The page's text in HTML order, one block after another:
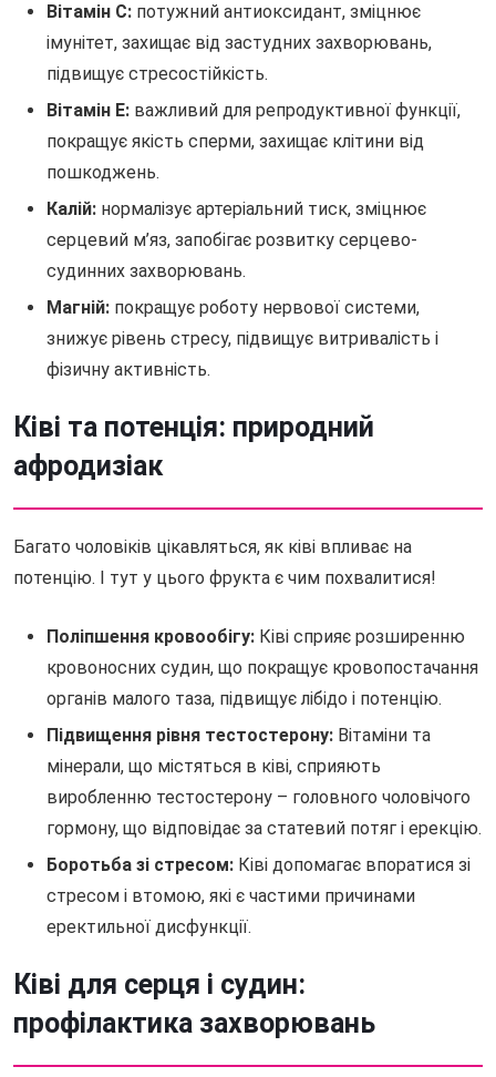
Вітамін С: потужний антиоксидант, зміцнює
імунітет, захищає від застудних захворювань,
підвищує стресостійкість.
Вітамін Е: важливий для репродуктивної функції,
покращує якість сперми, захищає клітини від
пошкоджень.
Калій: нормалізує артеріальний тиск, зміцнює
серцевий м’яз, запобігає розвитку серцево-
судинних захворювань.
Магній: покращує роботу нервової системи,
знижує рівень стресу, підвищує витривалість і
фізичну активність.
Ківі та потенція: природний
афродизіак
Багато чоловіків цікавляться, як ківі впливає на
потенцію. І тут у цього фрукта є чим похвалитися!
Поліпшення кровообігу: Ківі сприяє розширенню
кровоносних судин, що покращує кровопостачання
органів малого таза, підвищує лібідо і потенцію.
Підвищення рівня тестостерону: Вітаміни та
мінерали, що містяться в ківі, сприяють
виробленню тестостерону – головного чоловічого
гормону, що відповідає за статевий потяг і ерекцію.
Боротьба зі стресом: Ківі допомагає впоратися зі
стресом і втомою, які є частими причинами
еректильної дисфункції.
Ківі для серця і судин:
профілактика захворювань